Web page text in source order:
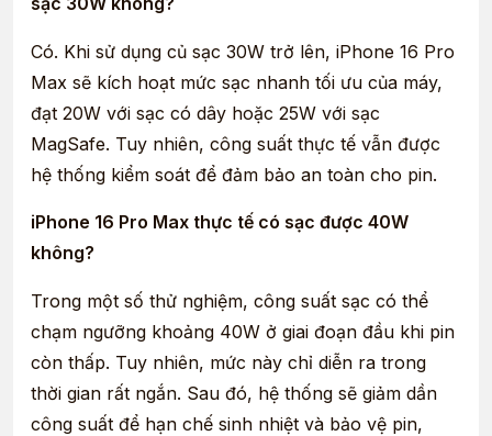
Có. Khi sử dụng củ sạc 30W trở lên, iPhone 16 Pro
Max sẽ kích hoạt mức sạc nhanh tối ưu của máy,
đạt 20W với sạc có dây hoặc 25W với sạc
MagSafe. Tuy nhiên, công suất thực tế vẫn được
hệ thống kiểm soát để đảm bảo an toàn cho pin.
iPhone 16 Pro Max thực tế có sạc được 40W
không?
Trong một số thử nghiệm, công suất sạc có thể
chạm ngưỡng khoảng 40W ở giai đoạn đầu khi pin
còn thấp. Tuy nhiên, mức này chỉ diễn ra trong
thời gian rất ngắn. Sau đó, hệ thống sẽ giảm dần
công suất để hạn chế sinh nhiệt và bảo vệ pin,